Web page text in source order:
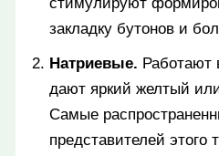
стимулируют
закладку бутонов и
Натриевые. Работают
дают яркий желтый
Самые
представителей